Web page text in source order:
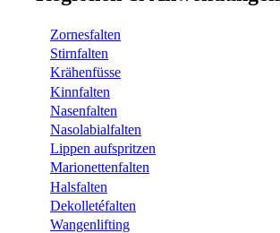
Zornesfalten
Stirnfalten
Krähenfüsse
Kinnfalten
Nasenfalten
Nasolabialfalten
Lippen aufspritzen
Marionettenfalten
Halsfalten
Dekolletéfalten
Wangenlifting